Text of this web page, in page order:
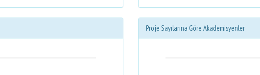
Proje Sayılarına Göre Akademisyenler